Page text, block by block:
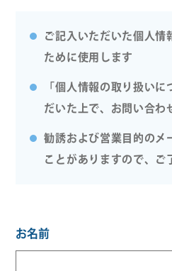
ご記入いただいた個人情
ために使用します
「個人情報の取り扱い
だいた上で、お問い合わ
勧誘および営業目的のメ
ことがありますので、ご
お名前